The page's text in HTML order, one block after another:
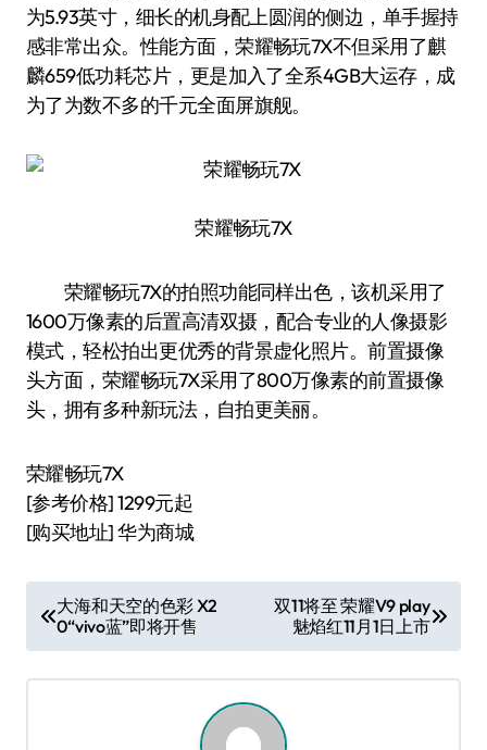
为5.93英寸，细长的机身配上圆润的侧边，单手握持
感非常出众。性能方面，荣耀畅玩7X不但采用了麒
麟659低功耗芯片，更是加入了全系4GB大运存，成
为了为数不多的千元全面屏旗舰。
荣耀畅玩7X
荣耀畅玩7X的拍照功能同样出色，该机采用了
1600万像素的后置高清双摄，配合专业的人像摄影
模式，轻松拍出更优秀的背景虚化照片。前置摄像
头方面，荣耀畅玩7X采用了800万像素的前置摄像
头，拥有多种新玩法，自拍更美丽。
荣耀畅玩7X
[参考价格] 1299元起
[购买地址] 华为商城
章
导
大海和天空的色彩 X2
0“vivo蓝”即将开售
双11将至 荣耀V9 play
魅焰红11月1日上市